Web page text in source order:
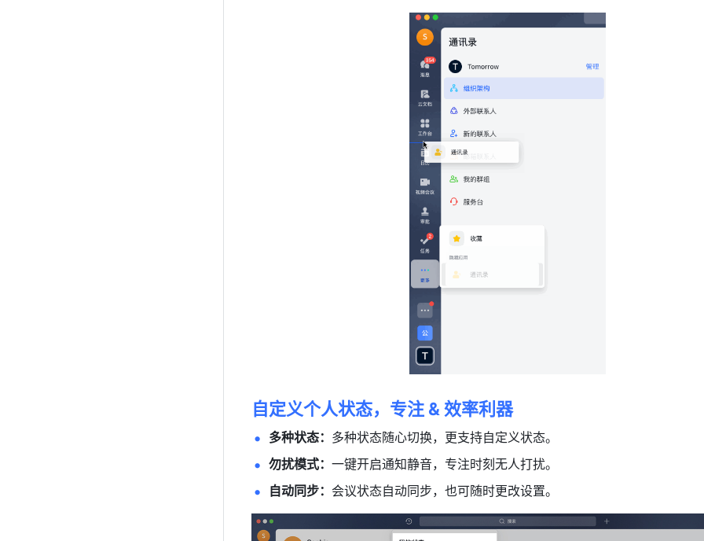
自定义个人状态，专注 & 效率利器
多种状态： 多种状态随心切换，更支持自定义状态。
勿扰模式： 一键开启通知静音，专注时刻无人打扰。
自动同步： 会议状态自动同步，也可随时更改设置。